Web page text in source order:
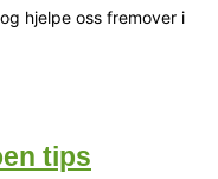
hjelpe oss fremover i
tips